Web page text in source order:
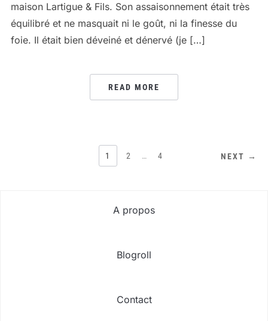
maison Lartigue & Fils. Son assaisonnement était très
équilibré et ne masquait ni le goût, ni la finesse du
foie. Il était bien déveiné et dénervé (je […]
READ MORE
1 2 … 4 NEXT →
A propos
Blogroll
Contact